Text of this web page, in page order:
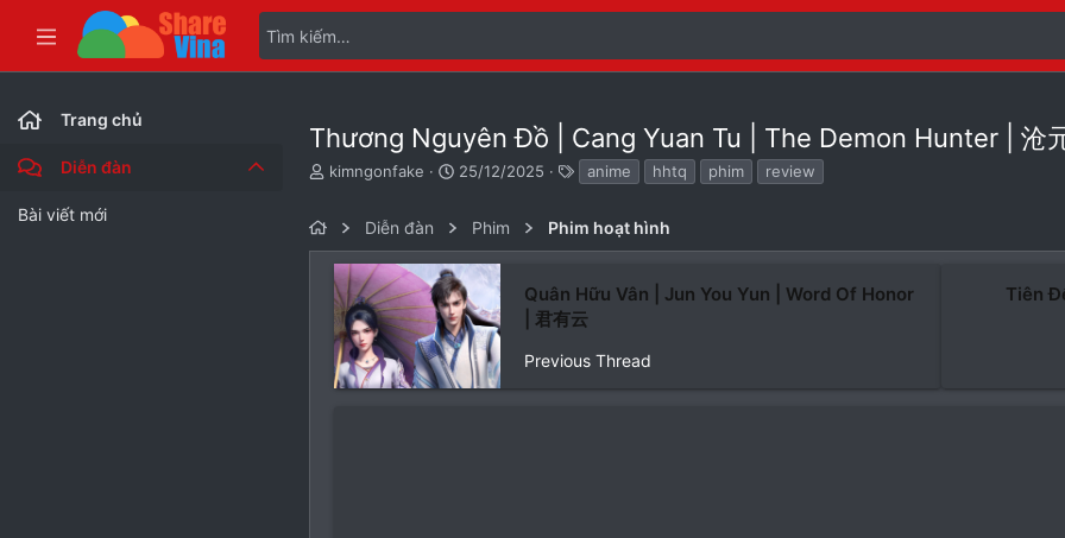
Trang chủ
Diễn đàn
Bài viết mới
Thương Nguyên Đồ | Cang Yuan Tu | The Demon Hunter | 沧
T
a
d
s
a
kimngonfake
N
g
ử
i
25/12/2025
ừ
h
ó
anime hhtq phim review
Diễn đàn Phim Phim hoạt hình
Quân Hữu Vân | Jun You Yun | Word Of Honor
| 君有云
Previous Thread
Tiên